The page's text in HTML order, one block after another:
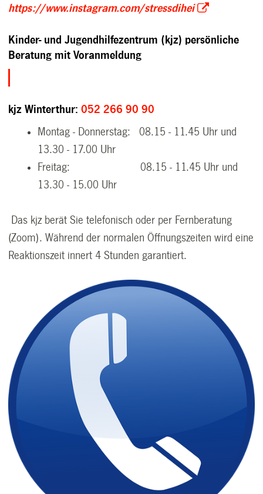
https://www.instagram.com/stressdihei
Kinder- und Jugendhilfezentrum (kjz) persönliche
Beratung mit Voranmeldung
kjz Winterthur:052 266 90 90
Montag - Donnerstag: 08.15 - 11.45 Uhr und
13.30 - 17.00 Uhr
Freitag:08.15 - 11.45 Uhr und
13.30 - 15.00 Uhr
Das kjz berät Sie telefonisch oder per Fernberatung
(Zoom). Während der normalen Öffnungszeiten wird eine
Reaktionszeit innert 4 Stunden garantiert.